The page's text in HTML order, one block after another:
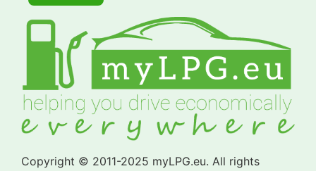
Copyright © 2011-2025 myLPG.eu. All rights